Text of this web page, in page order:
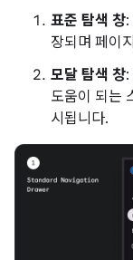
표준 탐색 창
장되며 페이
모달 탐색 창
도움이 되는
시됩니다.